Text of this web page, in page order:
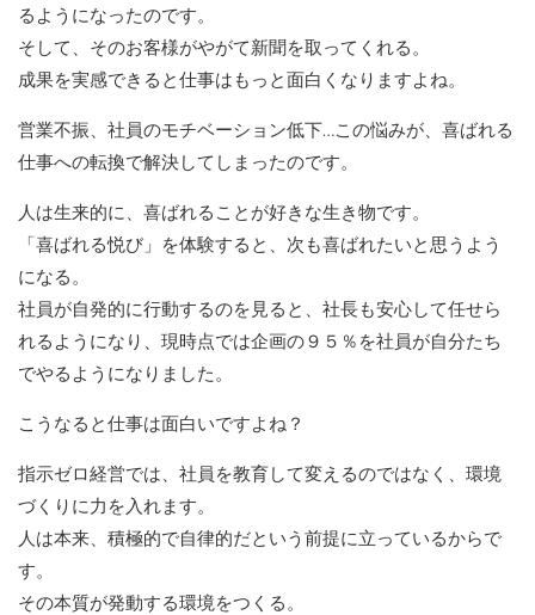
るようになったのです。
そして、そのお客様がやがて新聞を取ってくれる。
成果を実感できると仕事はもっと面白くなりますよね。
営業不振、社員のモチベーション低下…この悩みが、喜ばれる
仕事への転換で解決してしまったのです。
人は生来的に、喜ばれることが好きな生き物です。
「喜ばれる悦び」を体験すると、次も喜ばれたいと思うよう
になる。
社員が自発的に行動するのを見ると、社長も安心して任せら
れるようになり、現時点では企画の９５％を社員が自分たち
でやるようになりました。
こうなると仕事は面白いですよね？
指示ゼロ経営では、社員を教育して変えるのではなく、環境
づくりに力を入れます。
人は本来、積極的で自律的だという前提に立っているからで
す。
その本質が発動する環境をつくる。